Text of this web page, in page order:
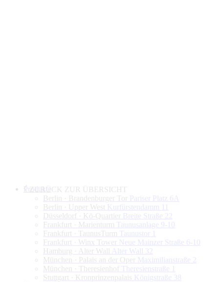
ZURÜCK ZUR ÜBERSICHT
Berlin · Brandenburger Tor
Pariser Platz 6A
Berlin · Upper West Kurfürstendamm 11
Düsseldorf · Kö-Quartier
Breite Straße 22
Frankfurt · Marienturm Taunusanlage 9-10
Frankfurt · TaunusTurm Taunustor 1
Frankfurt · Winx Tower
Neue Mainzer Straße 6-10
Hamburg · Alter Wall
Alter Wall 32
München · Palais an der Oper
Maximilianstraße 2
München · Theresienhof Theresienstraße 1
Stuttgart · Kronprinzenpalais Königstraße 38
Produkte